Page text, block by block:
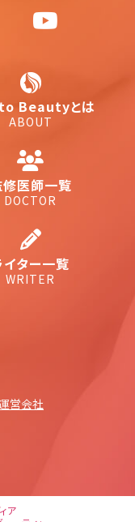
Beautyとは
ABOUT
医師一覧
DOCTOR
イター一覧
WRITER
営会社
ア